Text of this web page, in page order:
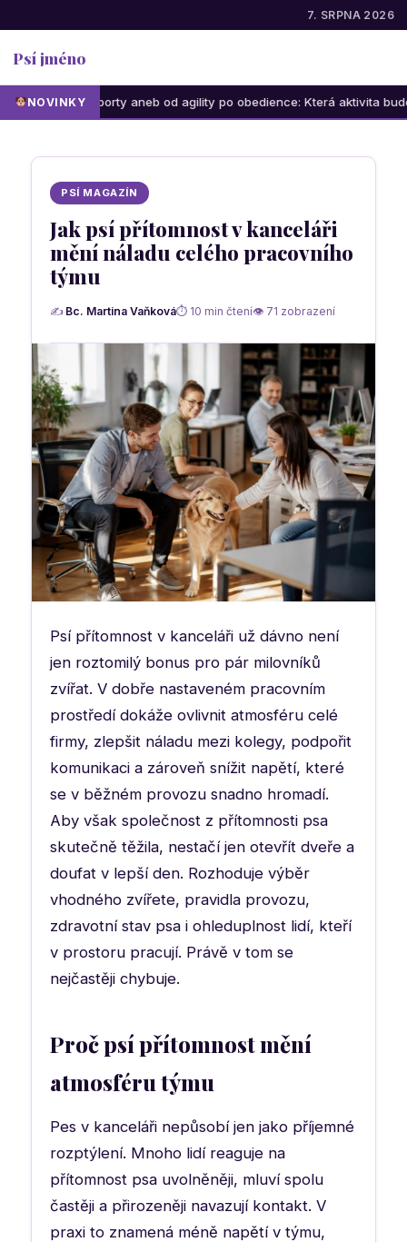
7. SRPNA 2026
Psí jméno
NOVINKY
aneb od agility po obedience: Která aktivita bude bavit vás i
PSÍ MAGAZÍN
Jak psí přítomnost v kanceláři
mění náladu celého pracovního
týmu
✍ Bc. Martina Vaňková⏱ 10 min čtení👁 71 zobrazení
Psí přítomnost v kanceláři už dávno není
jen roztomilý bonus pro pár milovníků
zvířat. V dobře nastaveném pracovním
prostředí dokáže ovlivnit atmosféru celé
firmy, zlepšit náladu mezi kolegy, podpořit
komunikaci a zároveň snížit napětí, které
se v běžném provozu snadno hromadí.
Aby však společnost z přítomnosti psa
skutečně těžila, nestačí jen otevřít dveře a
doufat v lepší den. Rozhoduje výběr
vhodného zvířete, pravidla provozu,
zdravotní stav psa i ohleduplnost lidí, kteří
v prostoru pracují. Právě v tom se
nejčastěji chybuje.
Proč psí přítomnost mění
atmosféru týmu
Pes v kanceláři nepůsobí jen jako příjemné
rozptýlení. Mnoho lidí reaguje na
přítomnost psa uvolněněji, mluví spolu
častěji a přirozeněji navazují kontakt. V
praxi to znamená méně napětí v týmu,